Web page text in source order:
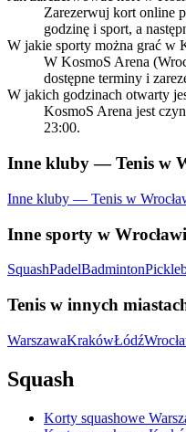
Zarezerwuj kort online
godzinę i sport, a
W jakie sporty można grać w
W KosmoS Arena
dostępne terminy i
W jakich godzinach otwarty
KosmoS Arena jest
23:00.
Inne kluby — Tenis w
Inne kluby — Tenis w
Inne sporty w
SquashPadelBadminton
Tenis w innych
WarszawaKrakówŁódź
Squash
Korty squashowe